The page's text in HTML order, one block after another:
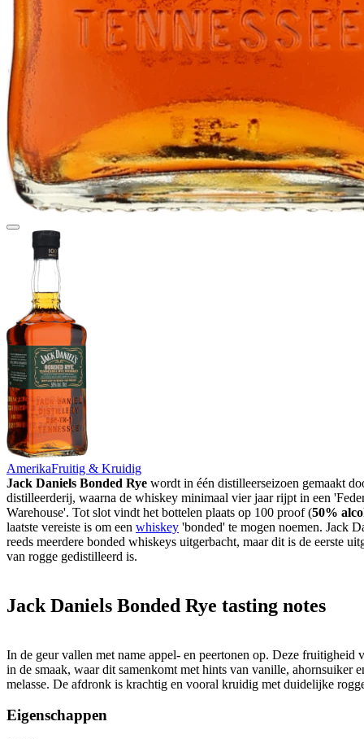
AmerikaFruitig & Kruidig
Jack Daniels Bonded Rye wordt in één distilleerseizoen gemaakt
distilleerderij, waarna de whiskey minimaal vier jaar rijpt in een
Warehouse'. Tot slot vindt het bottelen plaats op 100 proof (50%
laatste vereiste is om een whiskey 'bonded' te mogen noemen. Jack
reeds meerdere bonded whiskeys uitgerbacht, maar dit is de eerste
van rogge gedistilleerd is.
Jack Daniels Bonded Rye tasting notes
In de geur vallen met name appel- en peertonen op. Deze fruitigheid
in de smaak, waar dit samenkomt met hints van vanille, ahornsuiker
melasse. De afdronk is krachtig en vooral kruidig met duidelijke
Eigenschappen